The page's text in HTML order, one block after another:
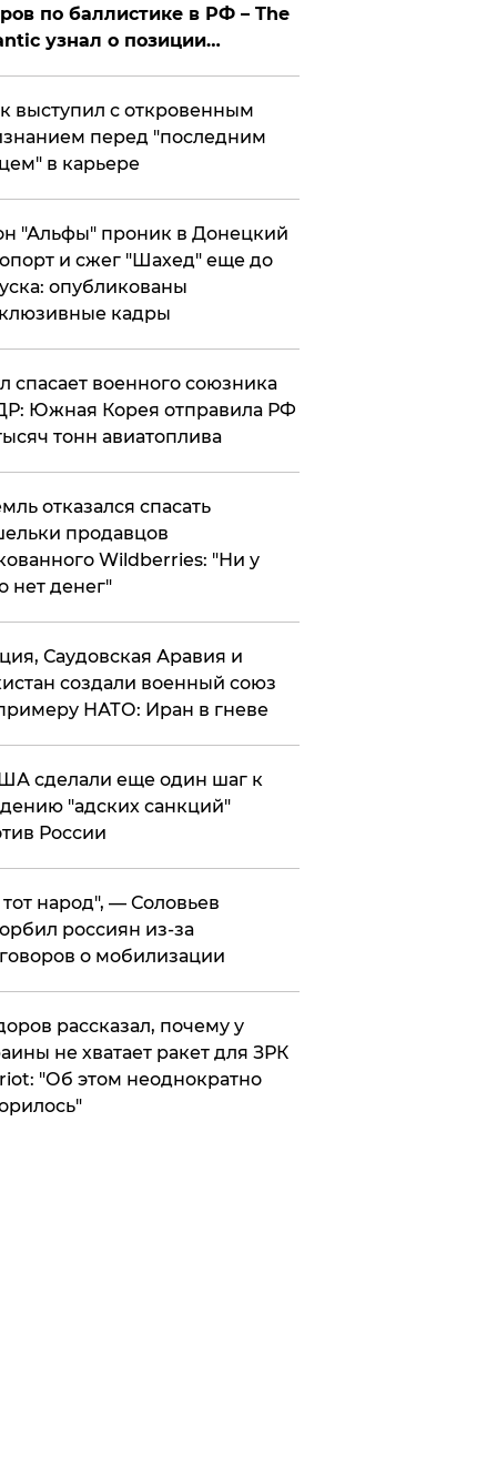
по баллистике в РФ – The
узнал о позиции
выступил с откровенным
перед "последним
в карьере
"Альфы" проник в Донецкий
и сжег "Шахед" еще до
опубликованы
кадры
спасает военного союзника
Южная Корея отправила РФ
тонн авиатоплива
отказался спасать
продавцов
Wildberries: "Ни у
нет денег"
Саудовская Аравия и
создали военный союз
НАТО: Иран в гневе
сделали еще один шаг к
"адских санкций"
России
народ", — Соловьев
россиян из-за
о мобилизации
рассказал, почему у
не хватает ракет для ЗРК
"Об этом неоднократно